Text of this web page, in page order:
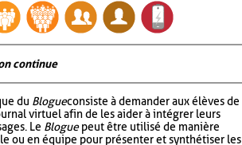
continue
du Blogueconsiste à demander aux élèves de
virtuel afin de les aider à intégrer leurs
Le Bloguepeut être utilisé de manière
ou en équipe pour présenter et synthétiser les